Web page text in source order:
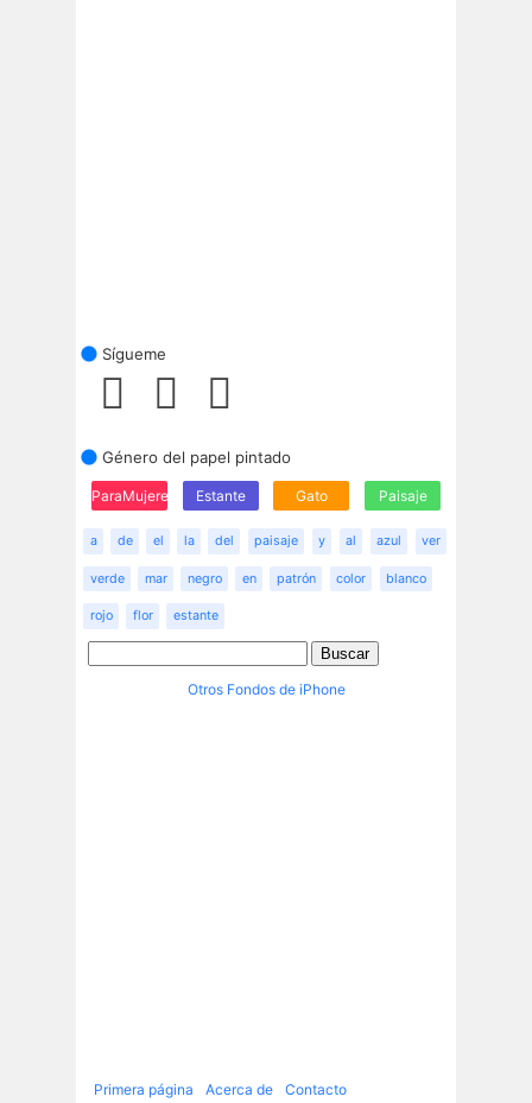
Sígueme
Género del papel pintado
ParaMujeres Estante Gato Paisaje
a de el la del paisaje y al azul ver
verde mar negro en patrón color blanco
rojo flor estante
Otros Fondos de iPhone
Primera página Acerca de Contacto